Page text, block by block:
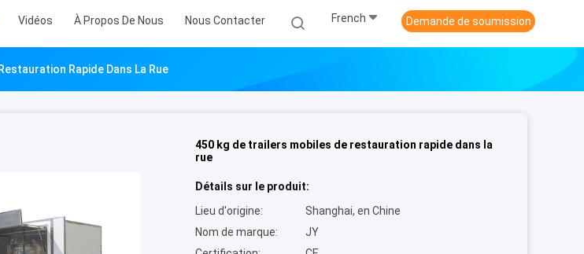
Vidéos À Propos De Nous Nous Contacter French Demande de soumission
Rapide Dans La Rue
450 kg de trailers mobiles de restauration rapide dans la
rue
Détails sur le produit:
Lieu d'origine:
Shanghai, en Chine
Nom de marque:
JY